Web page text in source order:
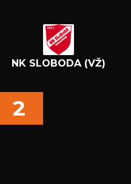
NK SLOBODA (VŽ)
2